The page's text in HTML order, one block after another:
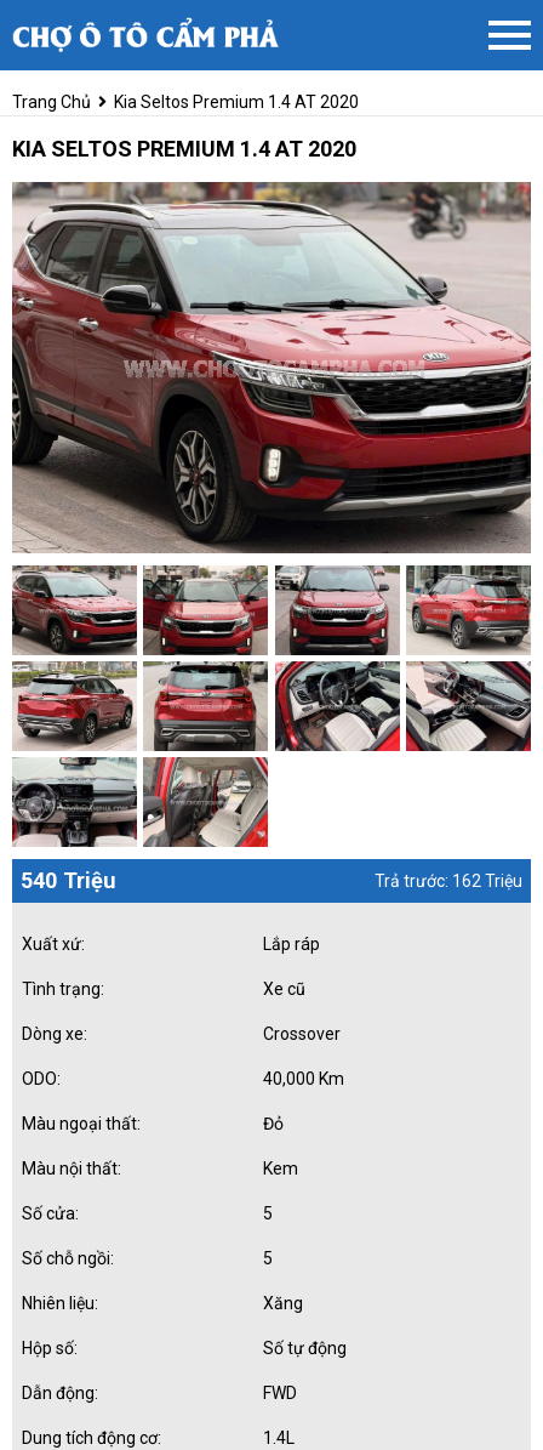
Trang Chủ Kia Seltos Premium 1.4 AT 2020
KIA SELTOS PREMIUM 1.4 AT 2020
540 Triệu Trả trước: 162 Triệu
Xuất xứ: Lắp ráp
Tình trạng: Xe cũ
Dòng xe: Crossover
ODO: 40,000 Km
Màu ngoại thất: Đỏ
Màu nội thất: Kem
Số cửa: 5
Số chỗ ngồi: 5
Nhiên liệu: Xăng
Hộp số: Số tự động
Dẫn động: FWD
Dung tích động cơ: 1.4L